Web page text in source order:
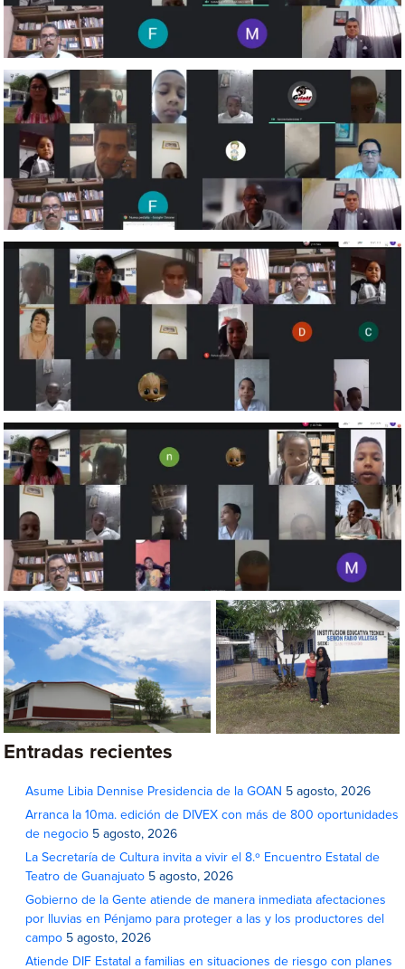
Entradas recientes
Asume Libia Dennise Presidencia de la GOAN 5 agosto, 2026
Arranca la 10ma. edición de DIVEX con más de 800 oportunidades
de negocio 5 agosto, 2026
La Secretaría de Cultura invita a vivir el 8.º Encuentro Estatal de
Teatro de Guanajuato 5 agosto, 2026
Gobierno de la Gente atiende de manera inmediata afectaciones
por lluvias en Pénjamo para proteger a las y los productores del
campo 5 agosto, 2026
Atiende DIF Estatal a familias en situaciones de riesgo con planes